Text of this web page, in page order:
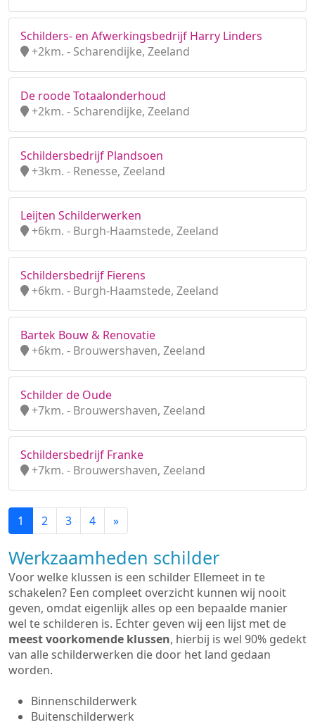
Schilders- en Afwerkingsbedrijf Harry Linders
+2km. - Scharendijke, Zeeland
De roode Totaalonderhoud
+2km. - Scharendijke, Zeeland
Schildersbedrijf Plandsoen
+3km. - Renesse, Zeeland
Leijten Schilderwerken
+6km. - Burgh-Haamstede, Zeeland
Schildersbedrijf Fierens
+6km. - Burgh-Haamstede, Zeeland
Bartek Bouw & Renovatie
+6km. - Brouwershaven, Zeeland
Schilder de Oude
+7km. - Brouwershaven, Zeeland
Schildersbedrijf Franke
+7km. - Brouwershaven, Zeeland
1 2 3 4 »
Werkzaamheden schilder
Voor welke klussen is een schilder Ellemeet in te
schakelen? Een compleet overzicht kunnen wij nooit
geven, omdat eigenlijk alles op een bepaalde manier
wel te schilderen is. Echter geven wij een lijst met de
meest voorkomende klussen, hierbij is wel 90% gedekt
van alle schilderwerken die door het land gedaan
worden.
Binnenschilderwerk
Buitenschilderwerk